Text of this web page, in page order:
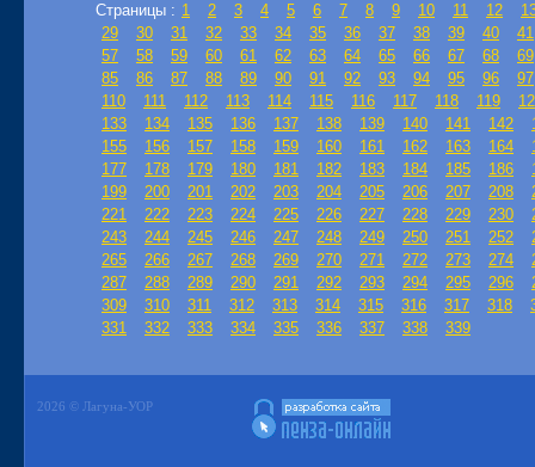
Страницы : 1 2 3 4 5 6 7 8 9 10 11 12
29
30 31 32 33 34 35 36 37 38 39 40
41
57
58 59 60 61 62 63 64 65 66 67 68
69
85
86 87 88 89 90 91 92 93 94 95 96
97
110
111 112 113 114 115 116 117 118 119
133
134 135 136 137 138 139 140 141 142
155
156 157 158 159 160 161 162 163 164
177
178 179 180 181 182 183 184 185 186
199
200 201 202 203 204 205 206 207 208
221
222 223 224 225 226 227 228 229 230
243
244 245 246 247 248 249 250 251 252
265
266 267 268 269 270 271 272 273 274
287
288 289 290 291 292 293 294 295 296
309
310 311 312 313 314 315 316 317 318
331
332 333 334 335 336 337 338 339
2026 © Лагуна-УОР